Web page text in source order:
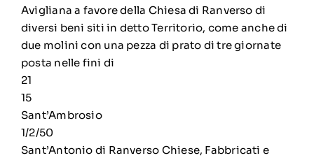
Avigliana a favore della Chiesa di Ranverso di
diversi beni siti in detto Territorio, come anche di
due molini con una pezza di prato di tre giornate
posta nelle fini di
21
15
Sant’Ambrosio
1/2/50
Sant’Antonio di Ranverso Chiese, Fabbricati e